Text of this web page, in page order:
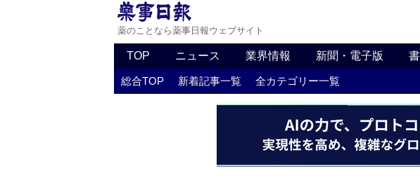
薬のことなら薬事日報ウェブサイト
TOP ニュース 業界情報 新聞・電子版
総合TOP 新着記事一覧 全カテゴリー一覧